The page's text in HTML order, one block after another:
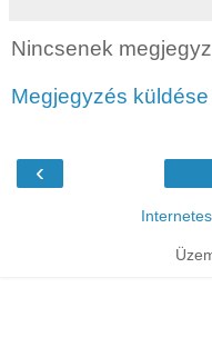
Nincsenek
Megjegyzés küldése
‹